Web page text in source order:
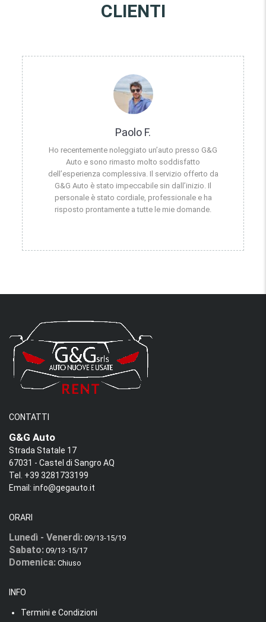
CLIENTI
Paolo F.
Ho recentemente noleggiato un’auto presso G&G
Auto e sono rimasto molto soddisfatto
dell’esperienza complessiva. Il servizio offerto da
G&G Auto è stato impeccabile sin dall’inizio. Il
personale è stato cordiale, professionale e ha
risposto prontamente a tutte le mie domande.
CONTATTI
G&G Auto
Strada Statale 17
67031 - Castel di Sangro AQ
Tel. +39 3281733199
Email: info@gegauto.it
ORARI
Lunedì - Venerdì: 09/13-15/19
Sabato: 09/13-15/17
Domenica: Chiuso
INFO
Termini e Condizioni